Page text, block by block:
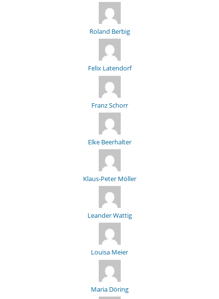
Roland Berbig
Felix Latendorf
Franz Schorr
Elke Beerhalter
Klaus-Peter Möller
Leander Wattig
Louisa Meier
Maria Döring